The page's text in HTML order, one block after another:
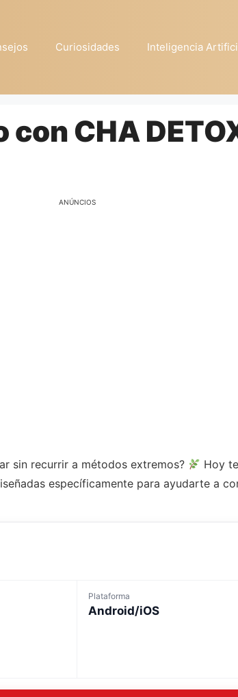
Curiosidades Inteligencia
CHA
ANÚNCIOS
sin recurrir a métodos extremos?
Hoy
específicamente para ayudarte a
Plataforma
Android/iOS